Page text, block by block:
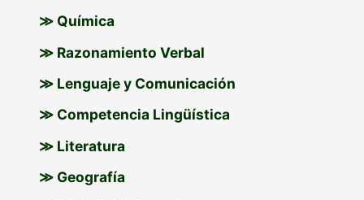
≫ Química
≫ Razonamiento Verbal
≫ Lenguaje y Comunicación
≫ Competencia Lingüística
≫ Literatura
≫ Geografía